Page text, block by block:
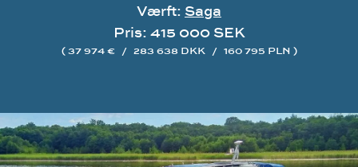
Værft: Saga
Pris: 415 000 SEK
( 37 974 € / 283 638 DKK / 160 795 PLN )